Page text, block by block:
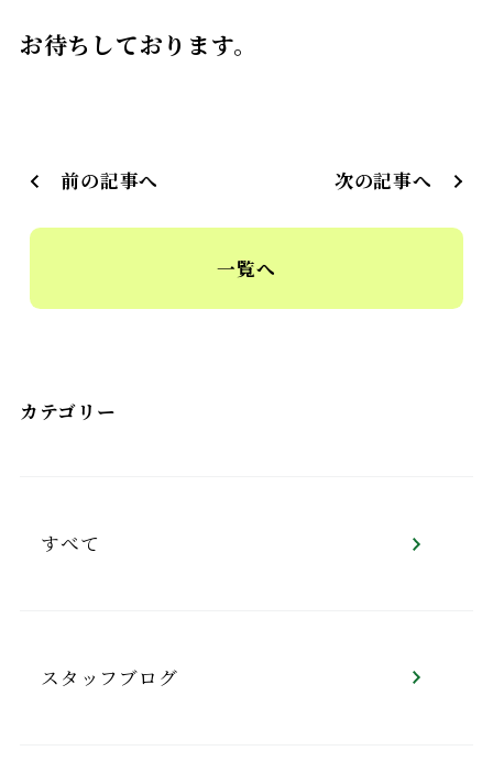
お待ちしております。
前の記事へ 次の記事へ
一覧へ
カテゴリー
すべて
スタッフブログ